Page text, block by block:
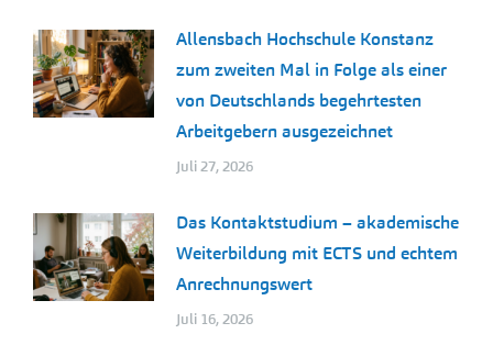
Allensbach Hochschule Konstanz
zum zweiten Mal in Folge als einer
von Deutschlands begehrtesten
Arbeitgebern ausgezeichnet
Juli 27, 2026
Das Kontaktstudium – akademische
Weiterbildung mit ECTS und echtem
Anrechnungswert
Juli 16, 2026